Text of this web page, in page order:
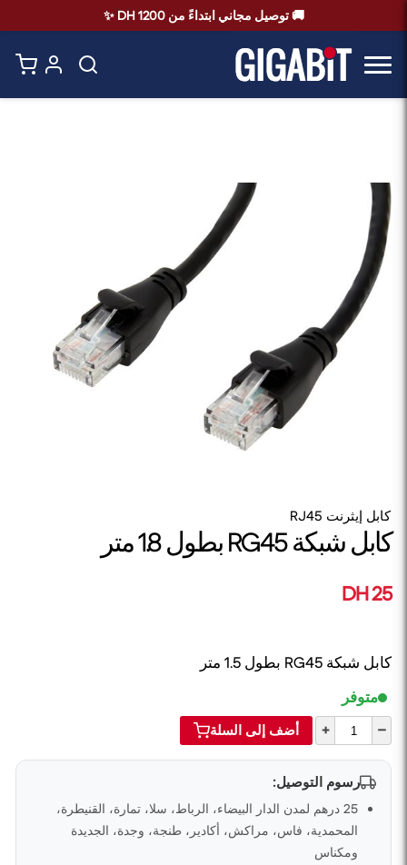
🚚 توصيل مجاني ابتداءً من 1200 DH ✨
كابل إيثرنت RJ45
كابل شبكة RG45 بطول 1.8 متر
25 DH
كابل شبكة RG45 بطول 1.5 متر
متوفر
–
+ أضف إلى السلة
رسوم التوصيل:
25 درهم لمدن الدار البيضاء، الرباط، سلا، تمارة، القنيطرة،
المحمدية، فاس، مراكش، أكادير، طنجة، وجدة، الجديدة
ومكناس